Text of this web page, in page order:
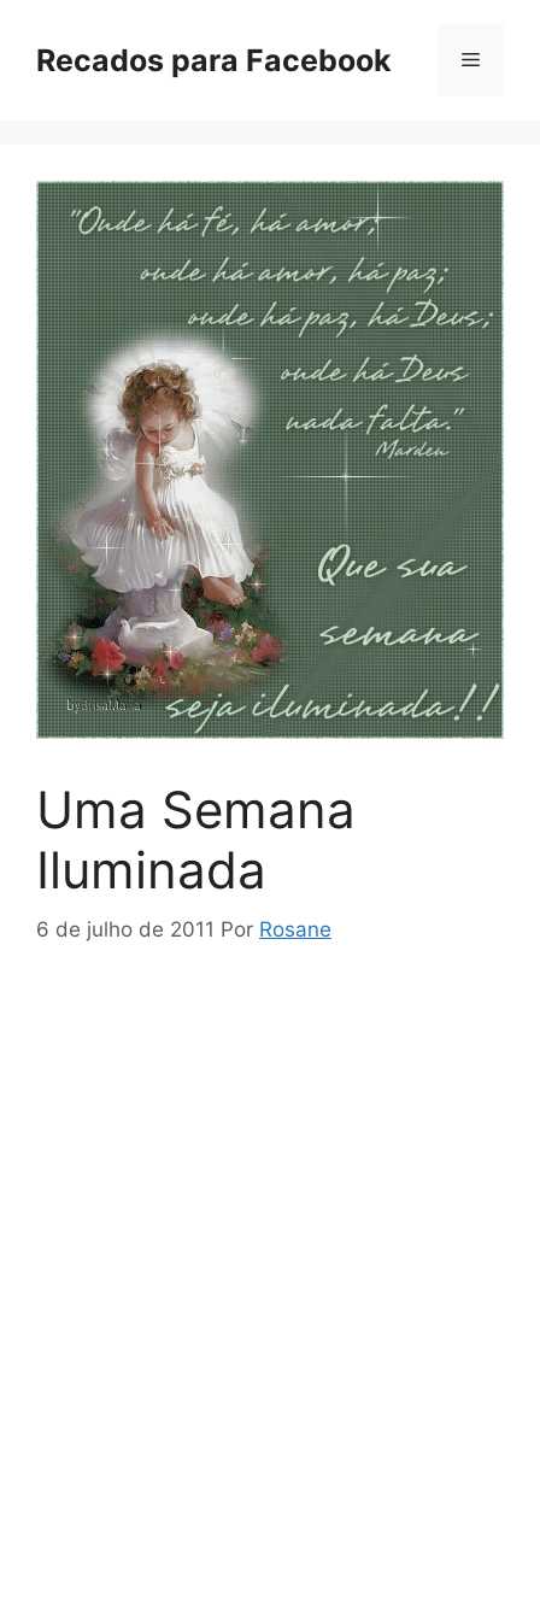
paraRecados para Facebook Menu
Uma Semana
Iluminada
6 de julho de 2011 Por Rosane